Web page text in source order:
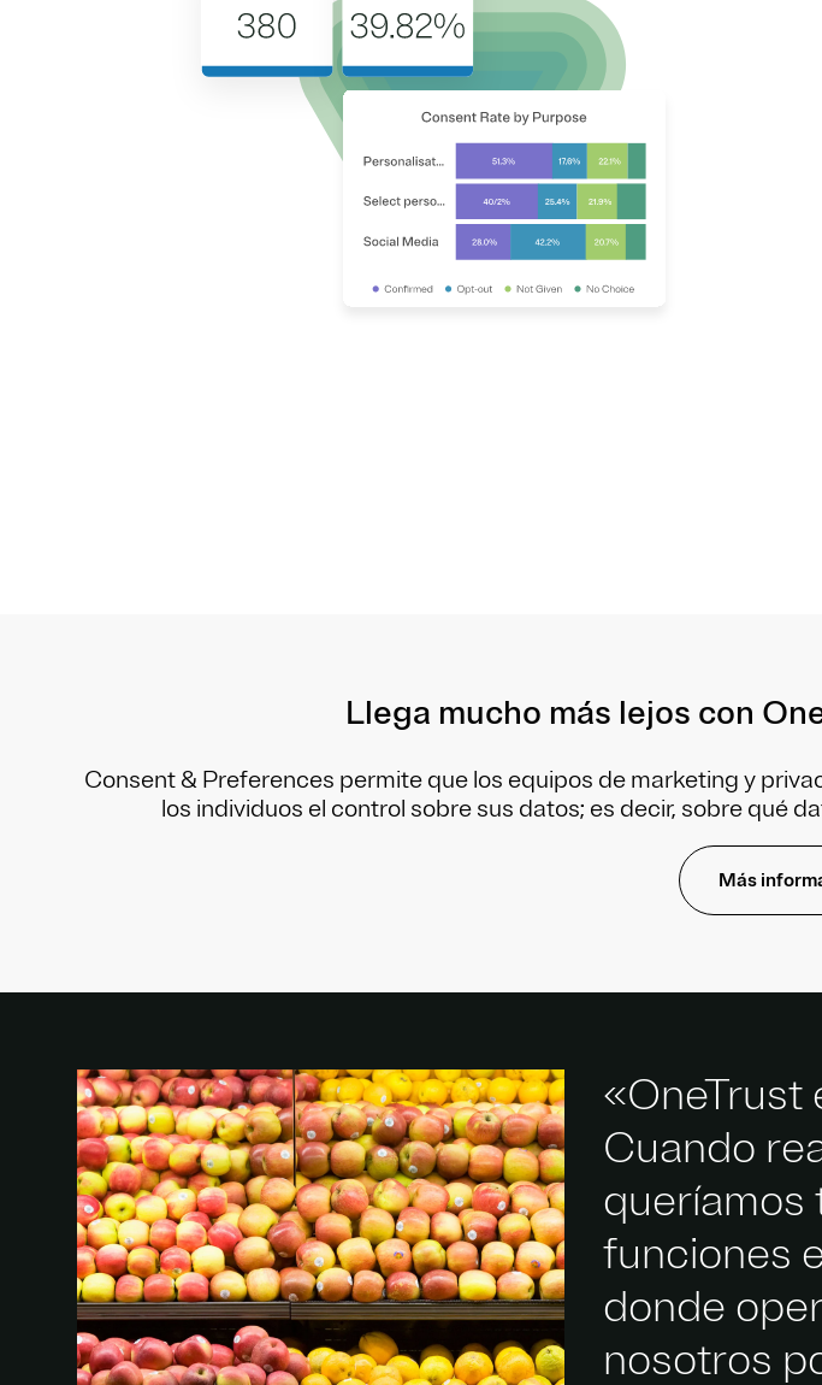
Llega mucho más lejos con
Consent & Preferences permite que los equipos de marketing y
los individuos el control sobre sus datos; es decir, sobre qué
Más
«OneTrust
Cuando
queríamos
funciones
donde
nosotros